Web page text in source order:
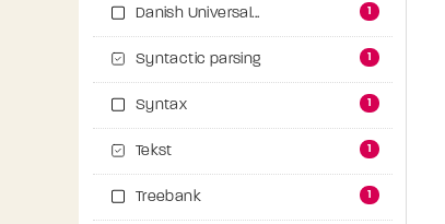
Danish Universal... 1
Syntactic parsing 1
Syntax 1
Tekst 1
Treebank 1